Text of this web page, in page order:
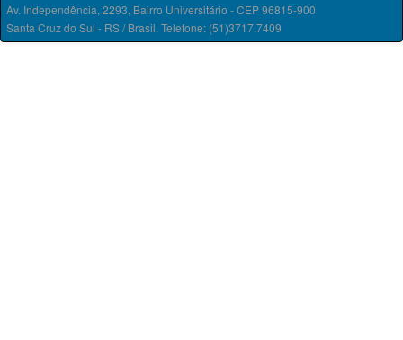
Av. Independência, 2293, Bairro Universitário - CEP 96815-900
Santa Cruz do Sul - RS / Brasil. Telefone: (51)3717.7409